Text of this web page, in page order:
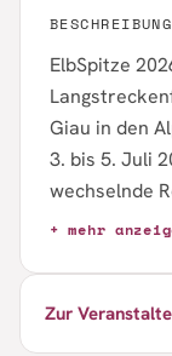
BESCHREIBUNG
ElbSpitze
Giau in den
3. bis 5. Juli
wechselnde
Charakter.
ambitionierte
+ mehr
Zur